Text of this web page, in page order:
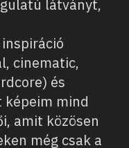
látványt,
cinematic,
és
képeim mind
amit közösen
még csak a